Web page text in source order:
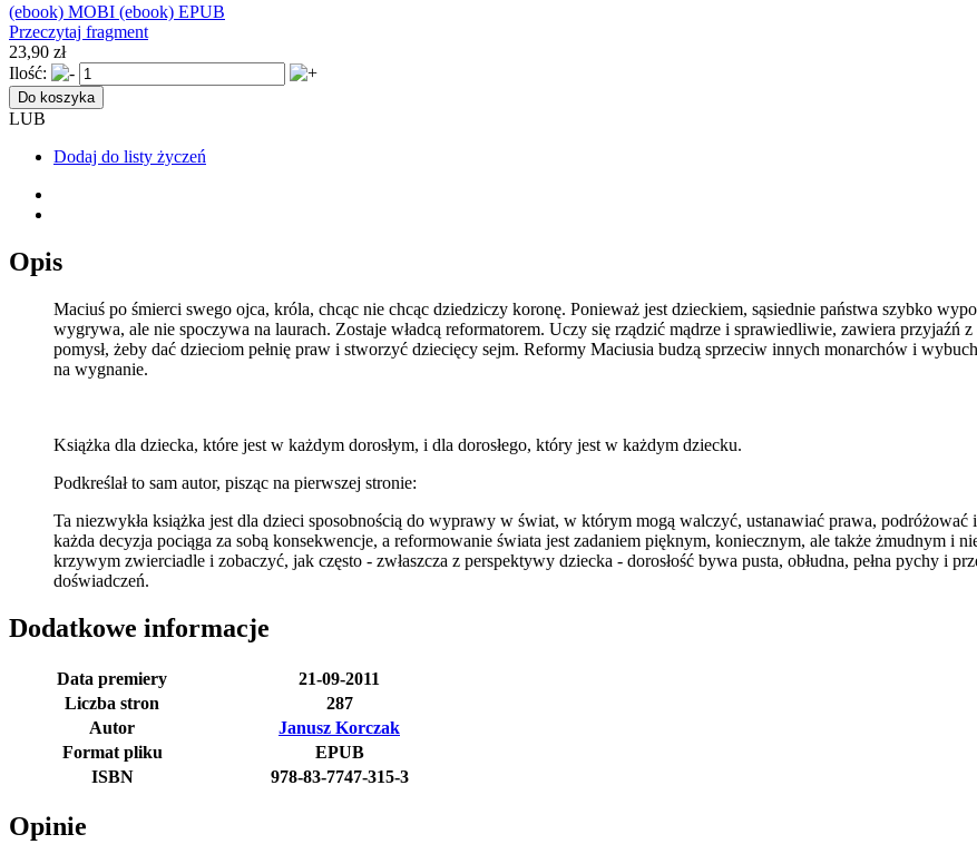
(ebook) MOBI (ebook) EPUB
Przeczytaj fragment
23,90 zł
Ilość:
Do koszyka
LUB
Dodaj do listy życzeń
Opis
Maciuś po śmierci swego ojca, króla, chcąc nie chcąc dziedziczy koronę. Ponieważ jest dzieckiem, sąsiednie państwa szybko
wygrywa, ale nie spoczywa na laurach. Zostaje władcą reformatorem. Uczy się rządzić mądrze i sprawiedliwie, zawiera
pomysł, żeby dać dzieciom pełnię praw i stworzyć dziecięcy sejm. Reformy Maciusia budzą sprzeciw innych monarchów i
na wygnanie.
Książka dla dziecka, które jest w każdym dorosłym, i dla dorosłego, który jest w każdym dziecku.
Podkreślał to sam autor, pisząc na pierwszej stronie:
Ta niezwykła książka jest dla dzieci sposobnością do wyprawy w świat, w którym mogą walczyć, ustanawiać prawa, podróżować
każda decyzja pociąga za sobą konsekwencje, a reformowanie świata jest zadaniem pięknym, koniecznym, ale także żmudnym i
krzywym zwierciadle i zobaczyć, jak często - zwłaszcza z perspektywy dziecka - dorosłość bywa pusta, obłudna, pełna pychy i
doświadczeń.
Dodatkowe informacje
Data premiery
21-09-2011
Liczba stron
287
Autor
Janusz Korczak
Format pliku
EPUB
ISBN
978-83-7747-315-3
Opinie